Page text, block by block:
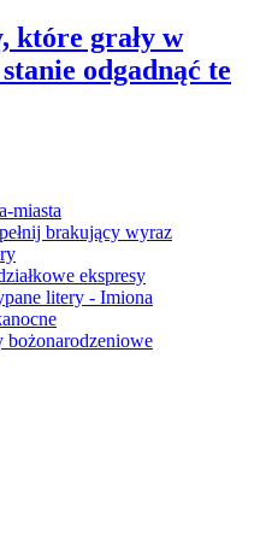
które grały w
odgadnąć te
miasta
brakujący wyraz
ekspresy
litery - Imiona
bożonarodzeniowe